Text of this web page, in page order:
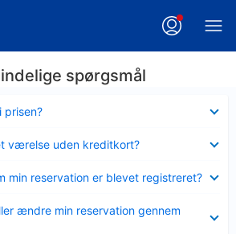
spørgsmål
prisen?
værelse uden kreditkort?
min reservation er blevet registreret?
ændre min reservation gennem